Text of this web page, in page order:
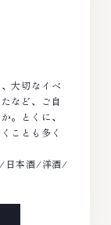
大切なイベ
など、ご自
。とくに、
ことも多く
/日本酒/洋酒/